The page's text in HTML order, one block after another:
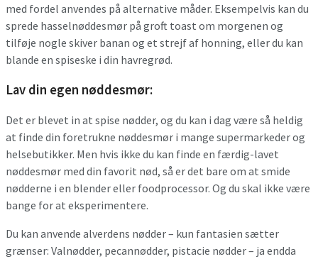
med fordel anvendes på alternative måder. Eksempelvis kan du
sprede hasselnøddesmør på groft toast om morgenen og
tilføje nogle skiver banan og et strejf af honning, eller du kan
blande en spiseske i din havregrød.
Lav din egen nøddesmør:
Det er blevet in at spise nødder, og du kan i dag være så heldig
at finde din foretrukne nøddesmør i mange supermarkeder og
helsebutikker. Men hvis ikke du kan finde en færdig-lavet
nøddesmør med din favorit nød, så er det bare om at smide
nødderne i en blender eller foodprocessor. Og du skal ikke være
bange for at eksperimentere.
Du kan anvende alverdens nødder – kun fantasien sætter
grænser: Valnødder, pecannødder, pistacie nødder – ja endda